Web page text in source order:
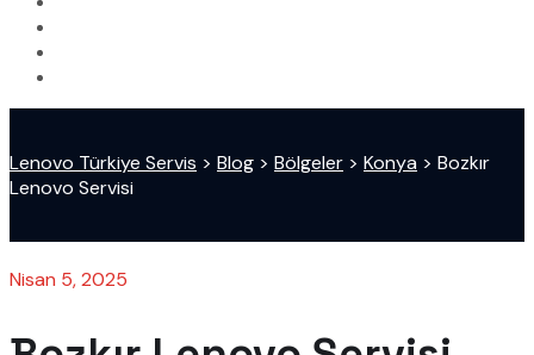
Lenovo Türkiye Servis > Blog > Bölgeler > Konya > Bozkır
Lenovo Servisi
Nisan 5, 2025